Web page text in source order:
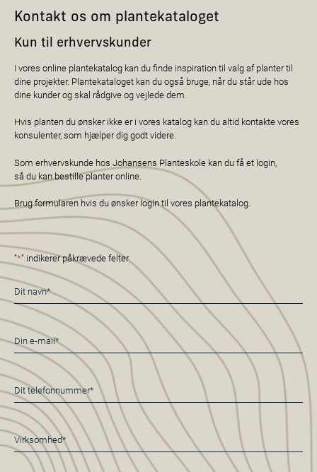
Kontakt os om plantekataloget
Kun til erhvervskunder
I vores online plantekatalog kan du finde inspiration til valg af planter til
dine projekter. Plantekataloget kan du også bruge, når du står ude hos
dine kunder og skal rådgive og vejlede dem.
Hvis planten du ønsker ikke er i vores katalog kan du altid kontakte vores
konsulenter, som hjælper dig godt videre.
Som erhvervskunde hos Johansens Planteskole kan du få et login,
så du kan bestille planter online.
Brug formularen hvis du ønsker login til vores plantekatalog.
"*" indikerer påkrævede felter
Navn
*
E-
mail
*
Telefon
*
Virksomhed*
*